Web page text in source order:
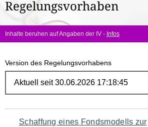
hier:
Regelungsvorhaben
Inhalte beruhen auf Angaben der IV - Infos
Version des Regelungsvorhabens
Navigation
Schaffung eines Fondsmodells zur